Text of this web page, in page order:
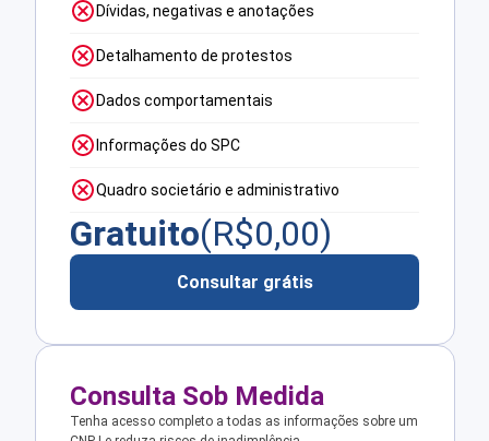
Dívidas, negativas e anotações
Detalhamento de protestos
Dados comportamentais
Informações do SPC
Quadro societário e administrativo
Gratuito(R$0,00)
Consultar grátis
Consulta Sob Medida
Tenha acesso completo a todas as informações sobre um